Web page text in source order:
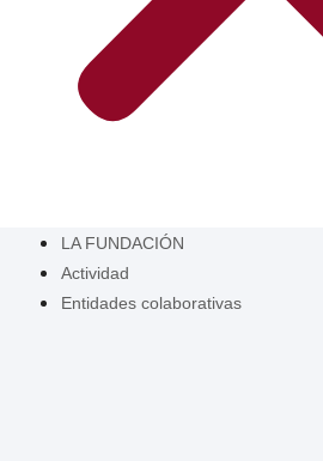
LA FUNDACIÓN
Actividad
Entidades colaborativas